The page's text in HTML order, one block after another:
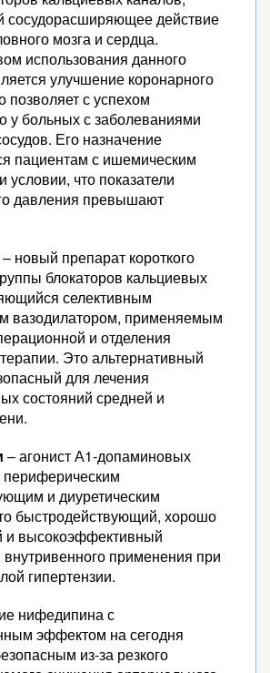
действие
мозга и сердца.
использования данного
улучшение коронарного
позволяет с успехом
у больных с заболеваниями
Его назначение
пациентам с ишемическим
условии, что показатели
давления превышают
– новый препарат короткого
блокаторов кальциевых
селективным
вазодилатором, применяемым
и отделения
Это альтернативный
для лечения
состояний средней и
– агонист А1-допаминовых
периферическим
и диуретическим
быстродействующий, хорошо
и высокоэффективный
применения при
гипертензии.
нифедипина с
эффектом на сегодня
из-за резкого